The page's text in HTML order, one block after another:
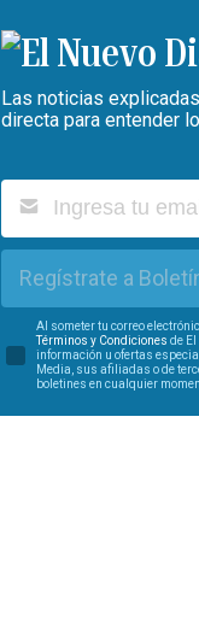
Las noticias
directa para entender
Regístrate a
Al someter tu correo
Términos y Condiciones de
información u ofertas
Media, sus afiliadas o de
boletines en cualquier